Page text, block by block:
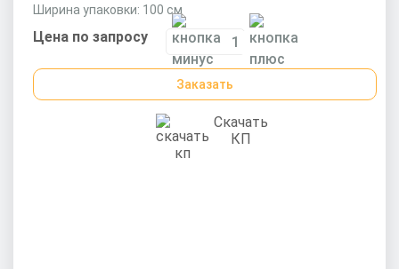
Ширина упаковки: 100 см
Цена по запросу
Заказать
Скачать
КП